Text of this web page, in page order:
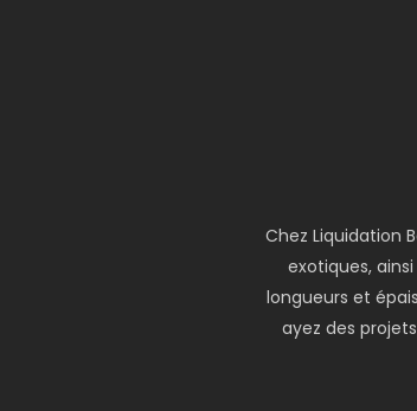
Chez Liquidation
exotiques,
longueurs et
ayez des